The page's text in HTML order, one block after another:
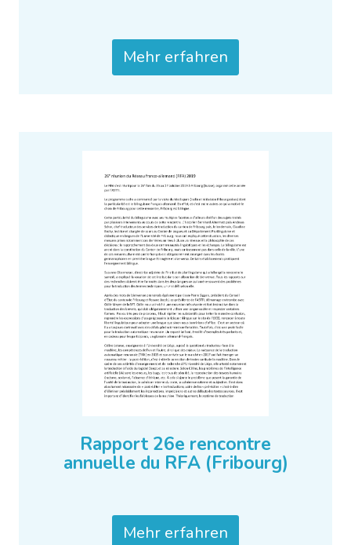
Mehr erfahren
Rapport 26e rencontre
annuelle du RFA (Fribourg)
Mehr erfahren